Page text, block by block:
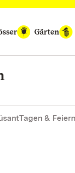
Gärten
Tagen & Feiern